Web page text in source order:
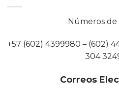
Números
+57 (602) 4399980 – (602)
304
Correos